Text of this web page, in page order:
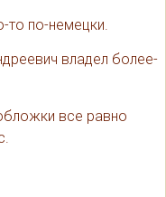
по-немецки.
владел более-
все равно